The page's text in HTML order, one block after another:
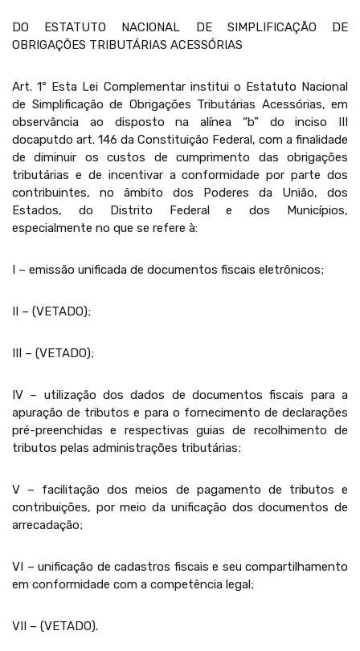
DO ESTATUTO NACIONAL DE SIMPLIFICAÇÃO DE
OBRIGAÇÕES TRIBUTÁRIAS ACESSÓRIAS
Art. 1º Esta Lei Complementar institui o Estatuto Nacional
de Simplificação de Obrigações Tributárias Acessórias, em
observância ao disposto na alínea “b” do inciso III
docaputdo art. 146 da Constituição Federal, com a finalidade
de diminuir os custos de cumprimento das obrigações
tributárias e de incentivar a conformidade por parte dos
contribuintes, no âmbito dos Poderes da União, dos
Estados, do Distrito Federal e dos Municípios,
especialmente no que se refere à:
I – emissão unificada de documentos fiscais eletrônicos;
II – (VETADO);
III – (VETADO);
IV – utilização dos dados de documentos fiscais para a
apuração de tributos e para o fornecimento de declarações
pré-preenchidas e respectivas guias de recolhimento de
tributos pelas administrações tributárias;
V – facilitação dos meios de pagamento de tributos e
contribuições, por meio da unificação dos documentos de
arrecadação;
VI – unificação de cadastros fiscais e seu compartilhamento
em conformidade com a competência legal;
VII – (VETADO).